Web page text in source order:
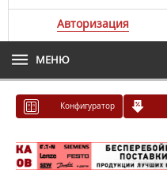
Авторизация
МЕНЮ
Конфигуратор